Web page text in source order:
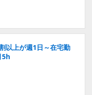
以上が週1日～在宅勤
5h